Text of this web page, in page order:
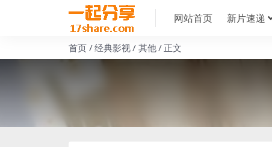
网站首页 新片速递
首页 经典影视 其他 正文